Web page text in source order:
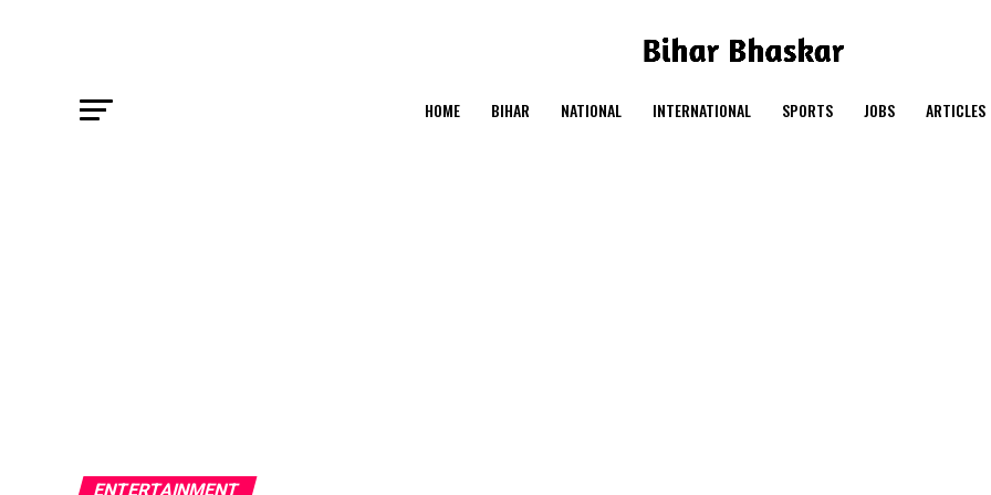
HOME BIHAR NATIONAL INTERNATIONAL SPORTS JOBS ARTICLES
ENTERTAINMENT